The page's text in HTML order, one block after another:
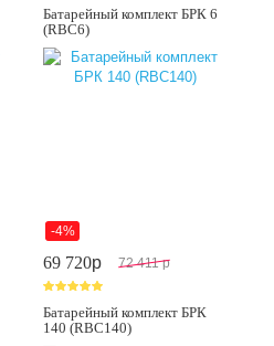
Батарейный комплект БРК 6
(RBC6)
-4%
69 720p 72 411 p
Батарейный комплект БРК
140 (RBC140)